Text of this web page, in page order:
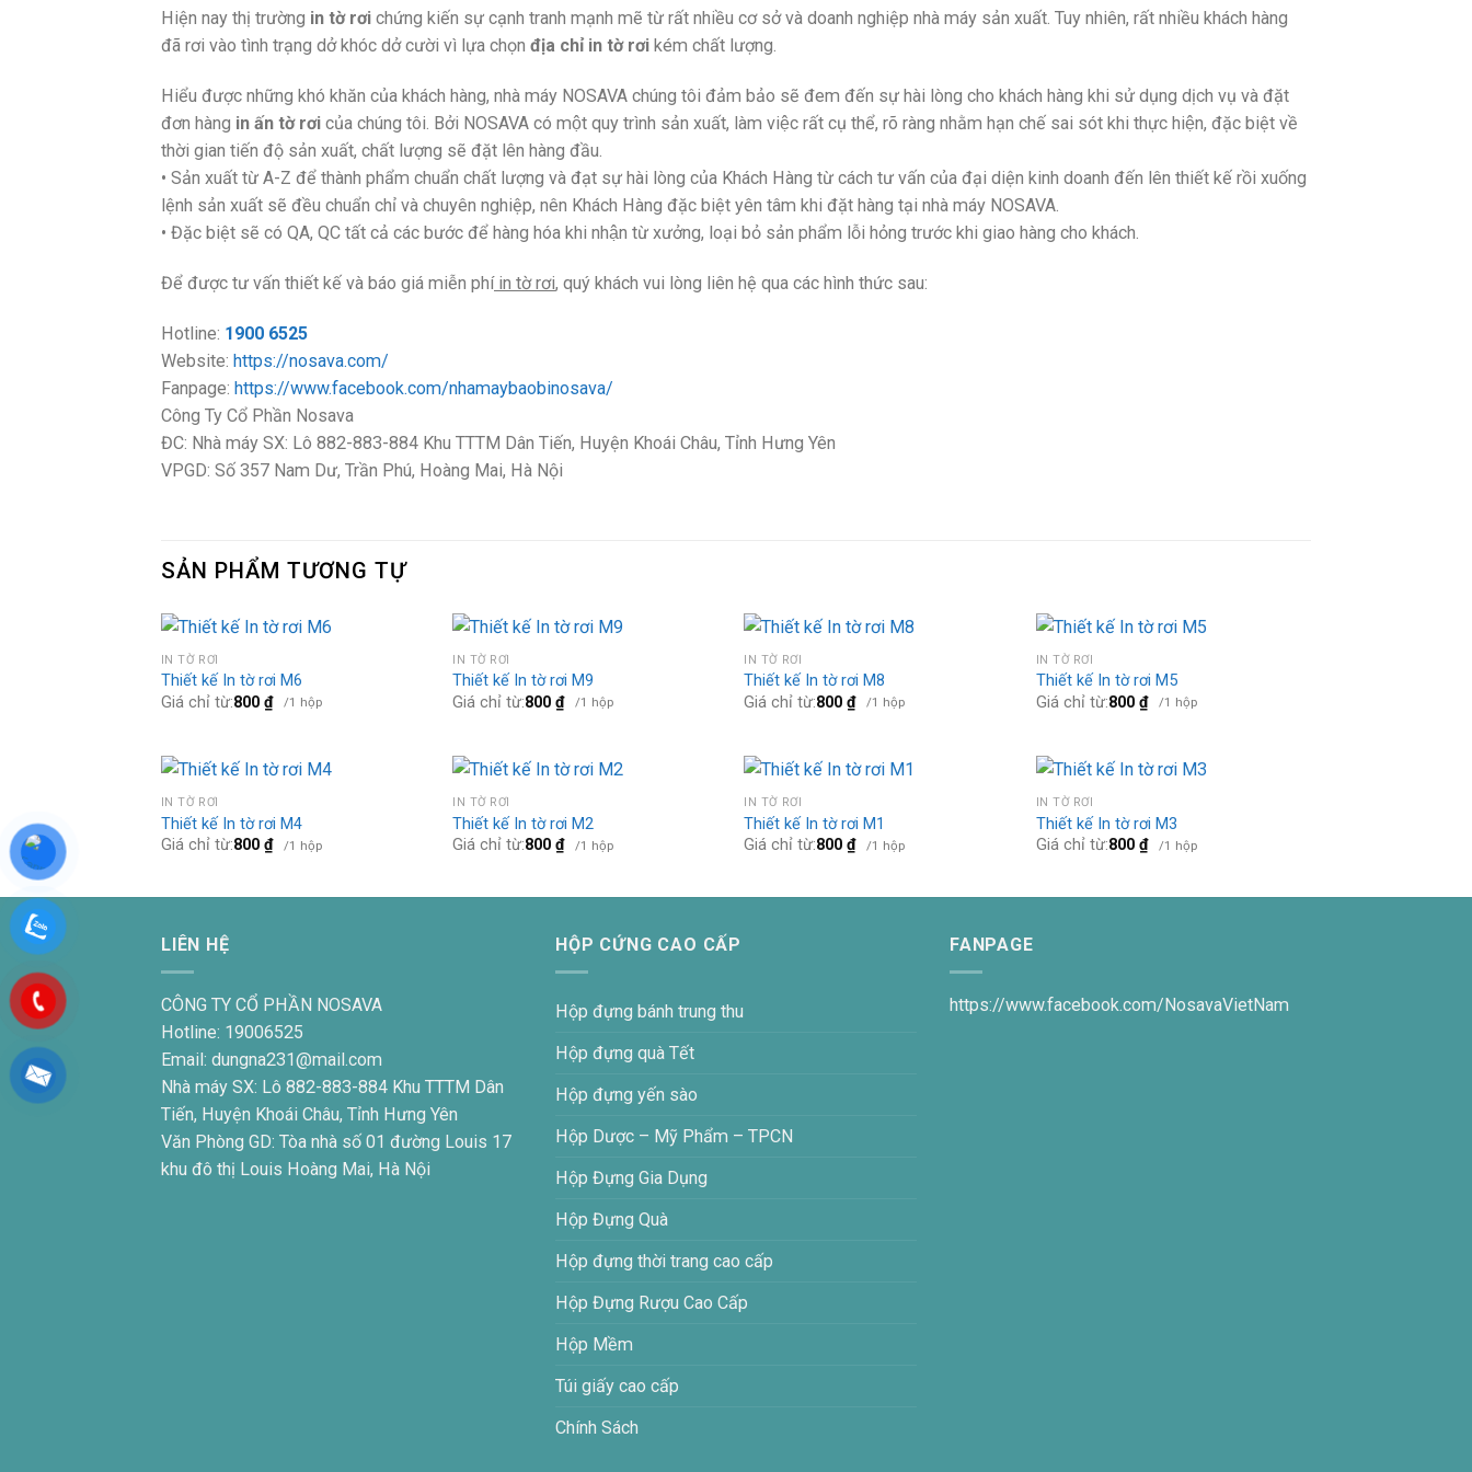
Hiện nay thị trường in tờ rơi chứng kiến sự cạnh tranh mạnh mẽ từ rất nhiều cơ sở và doanh nghiệp nhà máy sản xuất. Tuy nhiên, rất nhiều khách hàng
đã rơi vào tình trạng dở khóc dở cười vì lựa chọn địa chỉ in tờ rơi kém chất lượng.
Hiểu được những khó khăn của khách hàng, nhà máy NOSAVA chúng tôi đảm bảo sẽ đem đến sự hài lòng cho khách hàng khi sử dụng dịch vụ và đặt
đơn hàng in ấn tờ rơi của chúng tôi. Bởi NOSAVA có một quy trình sản xuất, làm việc rất cụ thể, rõ ràng nhằm hạn chế sai sót khi thực hiện, đặc biệt về
thời gian tiến độ sản xuất, chất lượng sẽ đặt lên hàng đầu.
• Sản xuất từ A-Z để thành phẩm chuẩn chất lượng và đạt sự hài lòng của Khách Hàng từ cách tư vấn của đại diện kinh doanh đến lên thiết kế rồi xuống
lệnh sản xuất sẽ đều chuẩn chỉ và chuyên nghiệp, nên Khách Hàng đặc biệt yên tâm khi đặt hàng tại nhà máy NOSAVA.
• Đặc biệt sẽ có QA, QC tất cả các bước để hàng hóa khi nhận từ xưởng, loại bỏ sản phẩm lỗi hỏng trước khi giao hàng cho khách.
Để được tư vấn thiết kế và báo giá miễn phíin tờ rơi, quý khách vui lòng liên hệ qua các hình thức sau:
Hotline: 1900 6525
Website: https://nosava.com/
Fanpage: https://www.facebook.com/nhamaybaobinosava/
Công Ty Cổ Phần Nosava
ĐC: Nhà máy SX: Lô 882-883-884 Khu TTTM Dân Tiến, Huyện Khoái Châu, Tỉnh Hưng Yên
VPGD: Số 357 Nam Dư, Trần Phú, Hoàng Mai, Hà Nội
SẢN PHẨM TƯƠNG TỰ
IN TỜ RƠI
Thiết kế In tờ rơi M6
Giá chỉ từ:800 ₫ /1 hộp
IN TỜ RƠI
Thiết kế In tờ rơi M9
Giá chỉ từ:800₫ /1 hộp
IN TỜ RƠI
Thiết kế In tờ rơi M8
Giá chỉ từ:800₫ /1 hộp
IN TỜ RƠI
Thiết kế In tờ rơi M5
Giá chỉ từ:800 ₫ /1 hộp
IN TỜ RƠI
Thiết kế In tờ rơi M4
Giá chỉ từ:800 ₫ /1 hộp
IN TỜ RƠI
Thiết kế In tờ rơi M2
Giá chỉ từ:800₫ /1 hộp
IN TỜ RƠI
Thiết kế In tờ rơi M1
Giá chỉ từ:800₫ /1 hộp
IN TỜ RƠI
Thiết kế In tờ rơi M3
Giá chỉ từ:800 ₫ /1 hộp
LIÊN HỆ
CÔNG TY CỔ PHẦN NOSAVA
Hotline: 19006525
Email: dungna231@mail.com
Nhà máy SX: Lô 882-883-884 Khu TTTM Dân
Tiến, Huyện Khoái Châu, Tỉnh Hưng Yên
Văn Phòng GD: Tòa nhà số 01 đường Louis 17
khu đô thị Louis Hoàng Mai, Hà Nội
HỘP CỨNG CAO CẤP
Hộp đựng bánh trung thu
Hộp đựng quà Tết
Hộp đựng yến sào
Hộp Dược – Mỹ Phẩm – TPCN
Hộp Đựng Gia Dụng
Hộp Đựng Quà
Hộp đựng thời trang cao cấp
Hộp Đựng Rượu Cao Cấp
Hộp Mềm
Túi giấy cao cấp
Chính Sách
FANPAGE
https://www.facebook.com/NosavaVietNam